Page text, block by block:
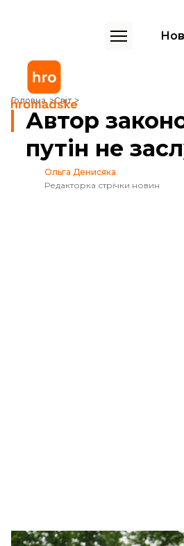
Головна Світ
Автор законопроєкту про санкції
Автор
путін не
Ольга Денисяка
Редакторка стрічки новин